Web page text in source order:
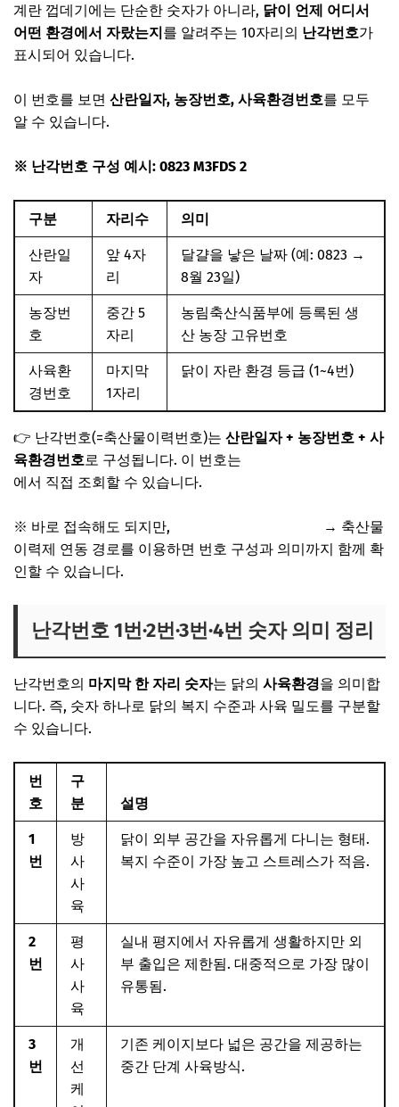
계란 껍데기에는 단순한 숫자가 아니라, 닭이 언제 어디서
어떤 환경에서 자랐는지를 알려주는 10자리의 난각번호가
표시되어 있습니다.
이 번호를 보면 산란일자, 농장번호, 사육환경번호를 모두
알 수 있습니다.
※ 난각번호 구성 예시: 0823 M3FDS 2
구분 자리수 의미
산란일
자
앞 4자
리
달걀을 낳은 날짜 (예: 0823 →
8월 23일)
농장번
호
중간 5
자리
농림축산식품부에 등록된 생
산 농장 고유번호
사육환
경번호
마지막
1자리
닭이 자란 환경 등급 (1~4번)
👉 난각번호(=축산물이력번호)는 산란일자 + 농장번호 + 사
육환경번호로 구성됩니다. 이 번호는
에서 직접 조회할 수 있습니다.
※ 바로 접속해도 되지만,
→ 축산물
이력제 연동 경로를 이용하면 번호 구성과 의미까지 함께 확
인할 수 있습니다.
난각번호 1번·2번·3번·4번 숫자 의미 정리
난각번호의 마지막 한 자리 숫자는 닭의 사육환경을 의미합
니다. 즉, 숫자 하나로 닭의 복지 수준과 사육 밀도를 구분할
수 있습니다.
번
호
구
분
설명
1
번
방
사
사
육
닭이 외부 공간을 자유롭게 다니는 형태.
복지 수준이 가장 높고 스트레스가 적음.
2
번
평
사
사
육
실내 평지에서 자유롭게 생활하지만 외
부 출입은 제한됨. 대중적으로 가장 많이
유통됨.
3
번
개
선
케
기존 케이지보다 넓은 공간을 제공하는
중간 단계 사육방식.